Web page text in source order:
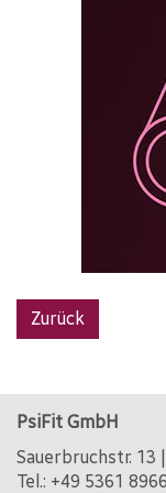
Zurück
PsiFit GmbH
Sauerbruchstr. 13
Tel.: +49 5361